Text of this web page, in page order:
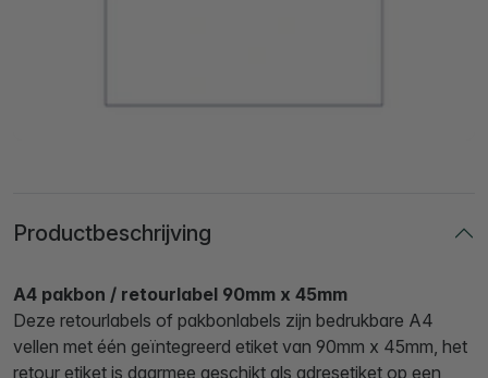
Productbeschrijving
A4 pakbon / retourlabel 90mm x 45mm
Deze retourlabels of pakbonlabels zijn bedrukbare A4
vellen met één geïntegreerd etiket van 90mm x 45mm, het
retour etiket is daarmee geschikt als adresetiket op een